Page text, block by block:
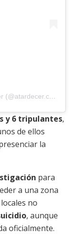
Una publicación compartida por AtaRDecer (@atardecer.com.do)
y 6 tripulantes,
de ellos
la
para
a una zona
no
, aunque
oficialmente.